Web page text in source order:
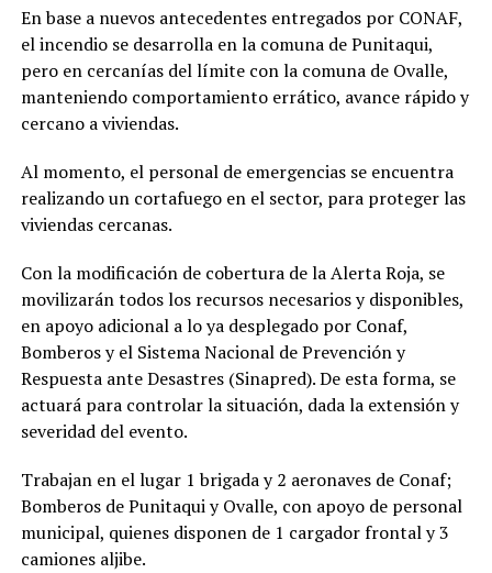
En base a nuevos antecedentes entregados por CONAF,
el incendio se desarrolla en la comuna de Punitaqui,
pero en cercanías del límite con la comuna de Ovalle,
manteniendo comportamiento errático, avance rápido y
cercano a viviendas.
Al momento, el personal de emergencias se encuentra
realizando un cortafuego en el sector, para proteger las
viviendas cercanas.
Con la modificación de cobertura de la Alerta Roja, se
movilizarán todos los recursos necesarios y disponibles,
en apoyo adicional a lo ya desplegado por Conaf,
Bomberos y el Sistema Nacional de Prevención y
Respuesta ante Desastres (Sinapred). De esta forma, se
actuará para controlar la situación, dada la extensión y
severidad del evento.
Trabajan en el lugar 1 brigada y 2 aeronaves de Conaf;
Bomberos de Punitaqui y Ovalle, con apoyo de personal
municipal, quienes disponen de 1 cargador frontal y 3
camiones aljibe.